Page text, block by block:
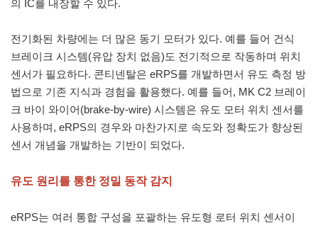
의 IC를 내장할 수 있다.
전기화된 차량에는 더 많은 동기 모터가 있다. 예를 들어 건식
브레이크 시스템(유압 장치 없음)도 전기적으로 작동하며 위치
센서가 필요하다. 콘티넨탈은 eRPS를 개발하면서 유도 측정 방
법으로 기존 지식과 경험을 활용했다. 예를 들어, MK C2 브레이
크 바이 와이어(brake-by-wire) 시스템은 유도 모터 위치 센서를
사용하며, eRPS의 경우와 마찬가지로 속도와 정확도가 향상된
센서 개념을 개발하는 기반이 되었다.
유도 원리를 통한 정밀 동작 감지
eRPS는 여러 통합 구성을 포괄하는 유도형 로터 위치 센서이